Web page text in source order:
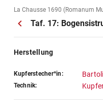
La Chausse 1690 (Romanum
Taf. 17:
Herstellung
Kupferstecher*in:
Technik: